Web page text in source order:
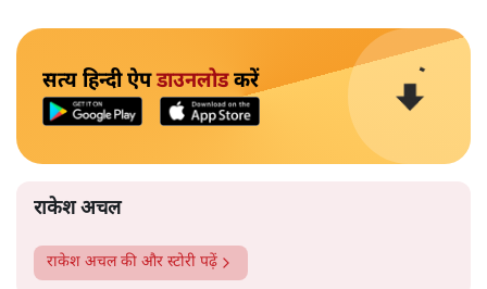
सत्य हिन्दी ऐपडाउनलोडकरें
राकेश अचल
राकेश अचलकी और स्टोरी पढ़ें